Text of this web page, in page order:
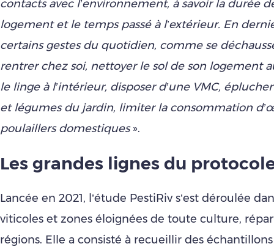
contacts avec l’environnement, à savoir la durée
logement et le temps passé à l’extérieur. En
certains gestes du quotidien, comme se
rentrer chez soi, nettoyer le sol de son logement
le linge à l’intérieur, disposer d’une VMC,
et légumes du jardin, limiter la consommation
poulaillers domestiques».
Les grandes lignes du
Lancée en 2021, l’étude PestiRiv s’est déroulée
viticoles et zones éloignées de toute culture,
régions. Elle a consisté à recueillir des